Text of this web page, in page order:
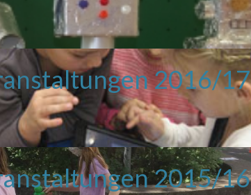
2016/17
2015/16